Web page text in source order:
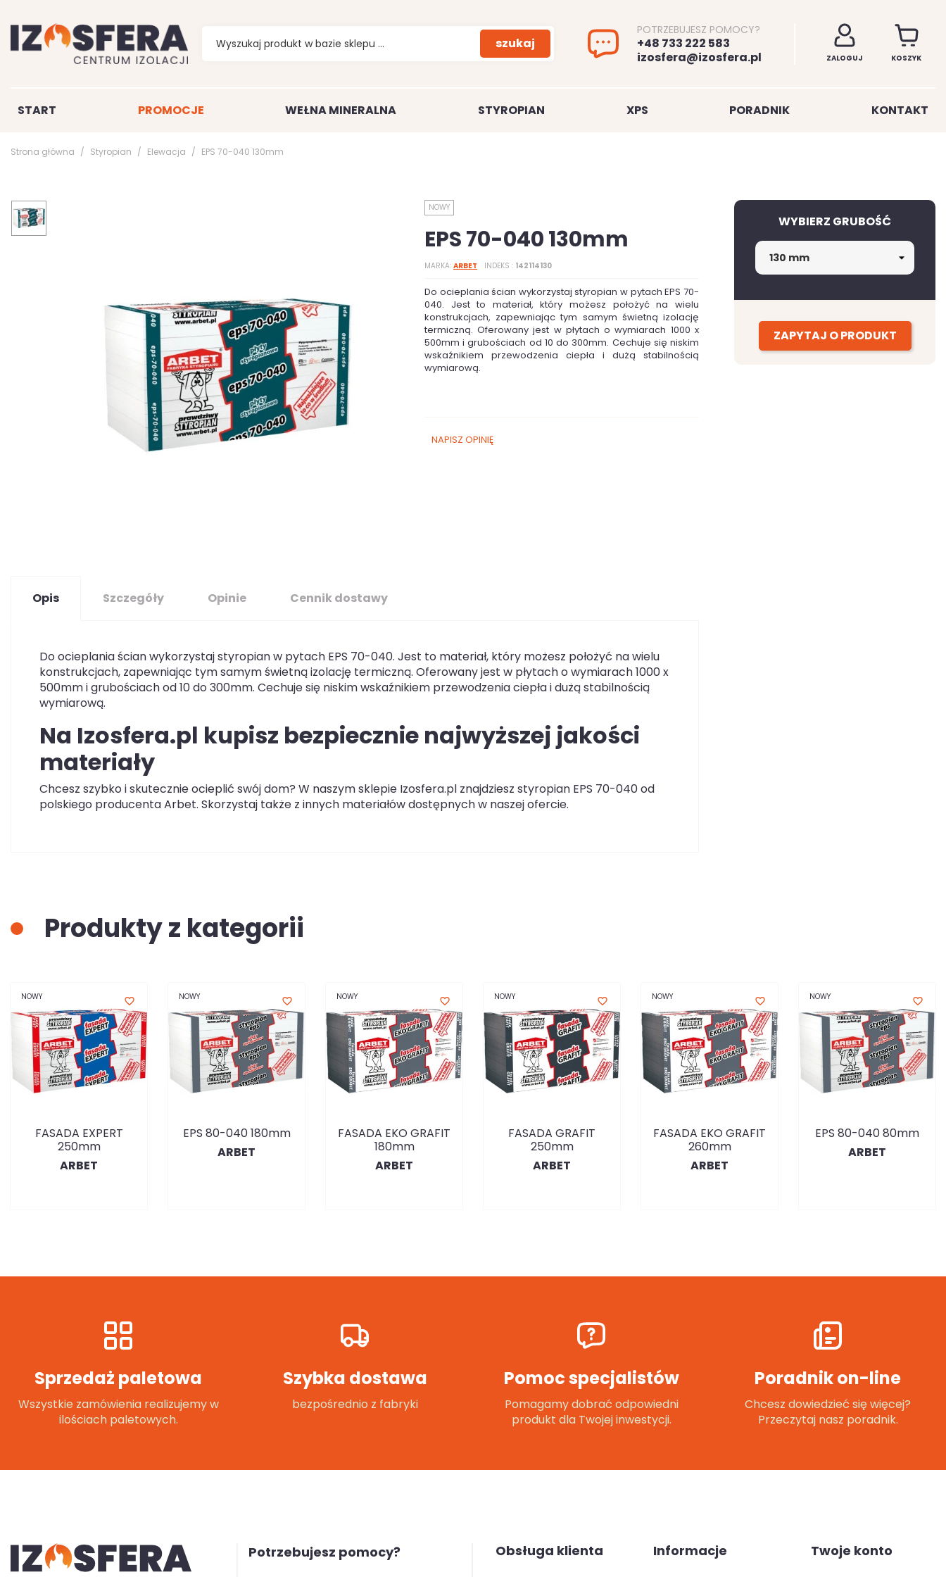
szukaj
POTRZEBUJESZ POMOCY?
+48 733 222 583
izosfera@izosfera.pl
ZALOGUJ KOSZYK
START PROMOCJE WEŁNA MINERALNA STYROPIAN XPS PORADNIK KONTAKT
Strona główna Styropian Elewacja EPS 70-040 130mm
NOWY
EPS 70-040 130mm
MARKA ARBET INDEKS 142114130
Do ocieplania ścian wykorzystaj styropian w pytach EPS 70-
040. Jest to materiał, który możesz położyć na wielu
konstrukcjach, zapewniając tym samym świetną izolację
termiczną. Oferowany jest w płytach o wymiarach 1000 x
500mm i grubościach od 10 do 300mm. Cechuje się niskim
wskaźnikiem przewodzenia ciepła i dużą stabilnością
wymiarową.
NAPISZ OPINIĘ
Opis Szczegóły Opinie Cennik dostawy
Do ocieplania ścian wykorzystaj styropian w pytach EPS 70-040. Jest to materiał, który możesz położyć na wielu
konstrukcjach, zapewniając tym samym świetną izolację termiczną. Oferowany jest w płytach o wymiarach 1000 x
500mm i grubościach od 10 do 300mm. Cechuje się niskim wskaźnikiem przewodzenia ciepła i dużą stabilnością
wymiarową.
Na Izosfera.pl kupisz bezpiecznie najwyższej jakości
materiały
Chcesz szybko i skutecznie ocieplić swój dom? W naszym sklepie Izosfera.pl znajdziesz styropian EPS 70-040 od
polskiego producenta Arbet. Skorzystaj także z innych materiałów dostępnych w naszej ofercie.
WYBIERZ GRUBOŚĆ
ZAPYTAJ O PRODUKT
Produkty z kategorii
NOWY favorite_border
FASADA EXPERT
250mm
ARBET
NOWY favorite_border
EPS 80-040 180mm
ARBET
NOWY favorite_border
FASADA EKO GRAFIT
180mm
ARBET
NOWY favorite_border
FASADA GRAFIT
250mm
ARBET
NOWY favorite_border
FASADA EKO GRAFIT
260mm
ARBET
NOWY favorite_border
EPS 80-040 80mm
ARBET
Sprzedaż paletowa
Wszystkie zamówienia realizujemy w
ilościach paletowych.
Szybka dostawa
bezpośrednio z fabryki
Pomoc specjalistów
Pomagamy dobrać odpowiedni
produkt dla Twojej inwestycji.
Poradnik on-line
Chcesz dowiedzieć się więcej?
Przeczytaj nasz poradnik.
Potrzebujesz pomocy? Obsługa klienta Informacje Twoje konto